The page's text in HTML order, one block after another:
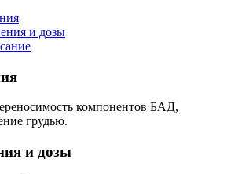
и дозы
компонентов БАД,
грудью.
и дозы